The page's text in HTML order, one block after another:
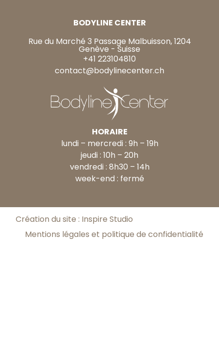
BODYLINE CENTER
Rue du Marché 3 Passage Malbuisson, 1204
Genève - Suisse
+41 223104810
contact@bodylinecenter.ch
HORAIRE
lundi – mercredi : 9h – 19h
jeudi : 10h – 20h
vendredi : 8h30 – 14h
week-end : fermé
Création du site : Inspire Studio
Mentions légales et politique de confidentialité